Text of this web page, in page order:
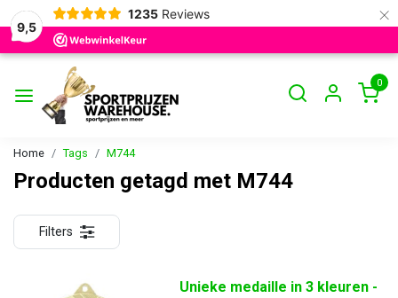
9,5
1235 Reviews ×
0
Home Tags M744
Producten getagd met M744
Filters
Unieke medaille in 3 kleuren -